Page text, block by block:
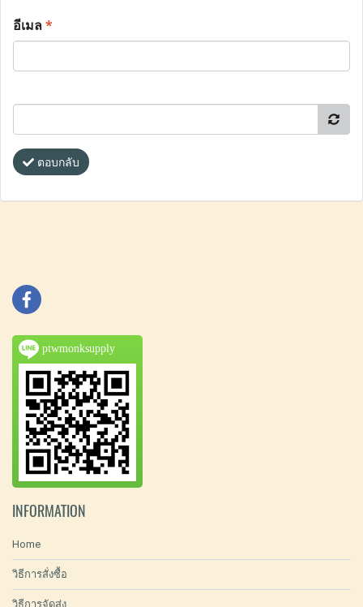
อีเมล*
ตอบกลับ
ptwmonksupply
INFORMATION
Home
วิธีการสั่งซื้อ
วิธีการจัดส่ง